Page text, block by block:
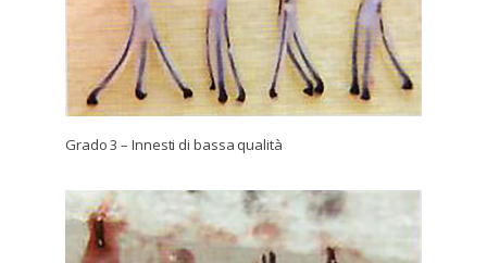
Grado 3 – Innesti di bassa qualità